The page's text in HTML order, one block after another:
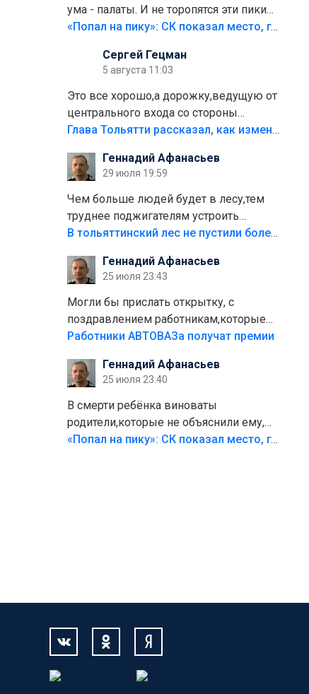
ума - палаты. И не торопятся эти пики
срезать
«Попал на пику»: СК показал место, где был смертельно травмирован ребенок в Тольятти
Сергей Гецман
5 августа 11:03
Это все хорошо,а дорожку,ведущую от
центрального входа со стороны
кафе"Мираж" к аттракционам слабо
плитки не хватило,т.к.осенью и зимой
лежала в парке и испортилась.Да
еще,видимо,часть украли.
Глава Тольятти рассказал, как изменится парк Центрального района
Геннадий Афанасьев
29 июля 19:59
Чем больше людей будет в лесу,тем
труднее поджигателям устроить
пожар.Тех кто разводит костры,тех
полно стоит,почему водители всё
равно едут в лес? Штрафы мизерные.
В тольяттинский лес не пустили более тысячи автомобилей
Геннадий Афанасьев
25 июля 23:43
Могли бы прислать открытку, с
поздравлением работникам,которые
больше сорока лет отработали на
Работники АВТОВАЗа получат премии
Геннадий Афанасьев
25 июля 23:40
В смерти ребёнка виноваты
родители,которые не объяснили ему,
что такое хорошо и что такое плохо!
«Попал на пику»: СК показал место, где был смертельно травмирован ребенок в Тольятти